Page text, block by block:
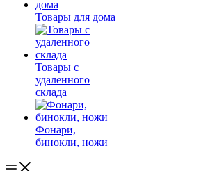
Товары для дома
Товары с
удаленного
склада
Фонари,
бинокли, ножи